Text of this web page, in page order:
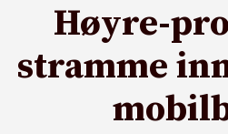
Høyre-
stramme